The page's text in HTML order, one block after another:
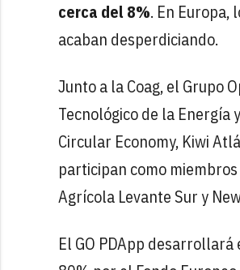
cerca del 8%. En Europa,
acaban desperdiciando.
Junto a la Coag, el Grupo
Tecnológico de la Energía
Circular Economy, Kiwi
participan como
Agrícola Levante Sur y
El GO PDApp